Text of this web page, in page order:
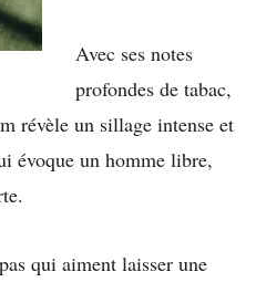
Avec ses notes
profondes de tabac,
révèle un sillage intense et
évoque un homme libre,
qui aiment laisser une